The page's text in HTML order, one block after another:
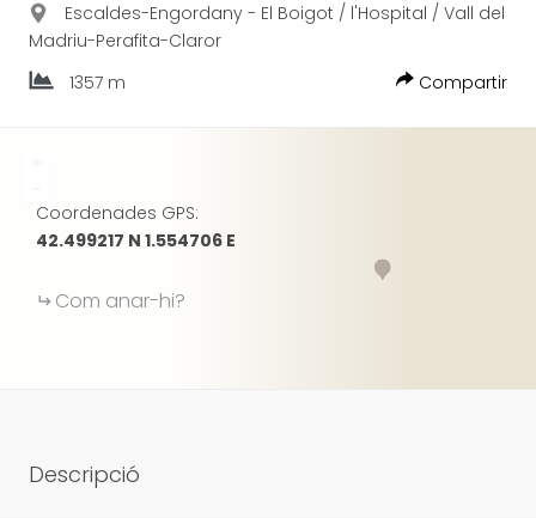
Escaldes-Engordany - El Boigot / l'Hospital / Vall del
Madriu-Perafita-Claror
1357 m
Compartir
Coordenades GPS:
42.499217 N 1.554706 E
Com anar-hi?
Descripció